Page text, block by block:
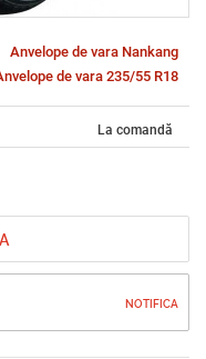
Anvelope de vara Nankang
de vara 235/55 R18
La comandă
NOTIFICA